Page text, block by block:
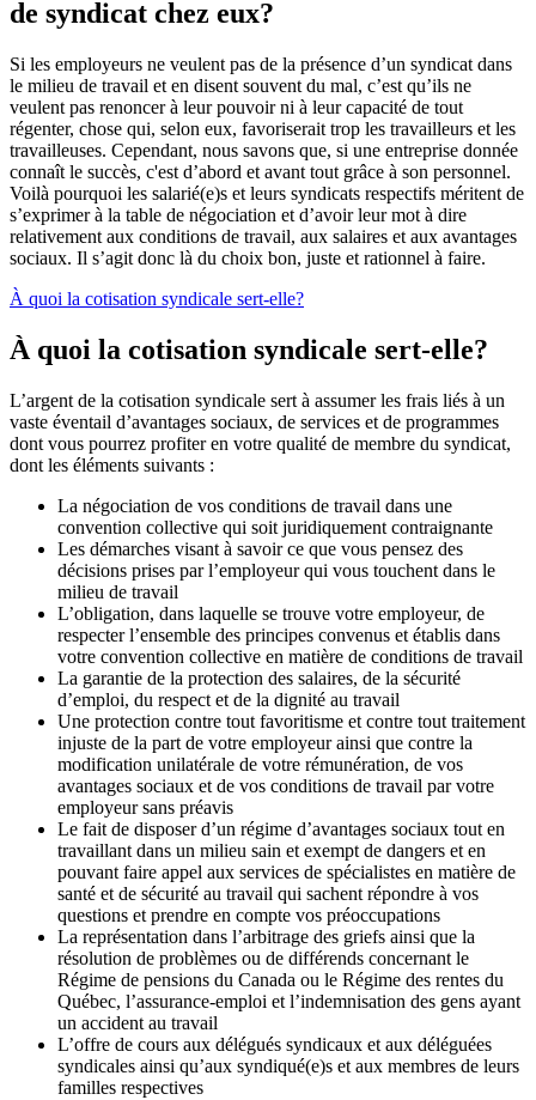
de syndicat chez eux?
Si les employeurs ne veulent pas de la présence d’un syndicat dans
le milieu de travail et en disent souvent du mal, c’est qu’ils ne
veulent pas renoncer à leur pouvoir ni à leur capacité de tout
régenter, chose qui, selon eux, favoriserait trop les travailleurs et les
travailleuses. Cependant, nous savons que, si une entreprise donnée
connaît le succès, c'est d’abord et avant tout grâce à son personnel.
Voilà pourquoi les salarié(e)s et leurs syndicats respectifs méritent de
s’exprimer à la table de négociation et d’avoir leur mot à dire
relativement aux conditions de travail, aux salaires et aux avantages
sociaux. Il s’agit donc là du choix bon, juste et rationnel à faire.
À quoi la cotisation syndicale sert-elle?
À quoi la cotisation syndicale sert-elle?
L’argent de la cotisation syndicale sert à assumer les frais liés à un
vaste éventail d’avantages sociaux, de services et de programmes
dont vous pourrez profiter en votre qualité de membre du syndicat,
dont les éléments suivants :
La négociation de vos conditions de travail dans une
convention collective qui soit juridiquement contraignante
Les démarches visant à savoir ce que vous pensez des
décisions prises par l’employeur qui vous touchent dans le
milieu de travail
L’obligation, dans laquelle se trouve votre employeur, de
respecter l’ensemble des principes convenus et établis dans
votre convention collective en matière de conditions de travail
La garantie de la protection des salaires, de la sécurité
d’emploi, du respect et de la dignité au travail
Une protection contre tout favoritisme et contre tout traitement
injuste de la part de votre employeur ainsi que contre la
modification unilatérale de votre rémunération, de vos
avantages sociaux et de vos conditions de travail par votre
employeur sans préavis
Le fait de disposer d’un régime d’avantages sociaux tout en
travaillant dans un milieu sain et exempt de dangers et en
pouvant faire appel aux services de spécialistes en matière de
santé et de sécurité au travail qui sachent répondre à vos
questions et prendre en compte vos préoccupations
La représentation dans l’arbitrage des griefs ainsi que la
résolution de problèmes ou de différends concernant le
Régime de pensions du Canada ou le Régime des rentes du
Québec, l’assurance-emploi et l’indemnisation des gens ayant
un accident au travail
L’offre de cours aux délégués syndicaux et aux déléguées
syndicales ainsi qu’aux syndiqué(e)s et aux membres de leurs
familles respectives